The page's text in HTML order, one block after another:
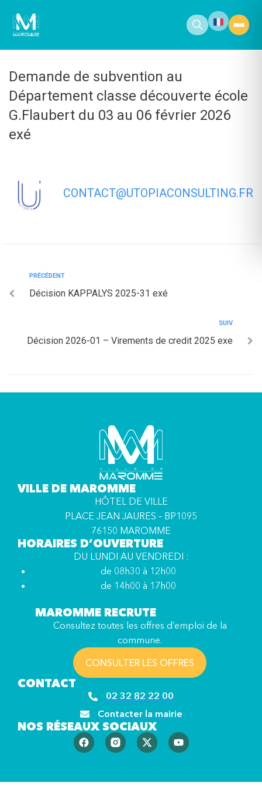
principal
Demande de subvention au
Département classe découverte école
G.Flaubert du 03 au 06 février 2026
exé
CONTACT@UTOPIACONSULTING.FR
PRÉCÉDENT
Décision KAPPALYS 2025-31 exé
SUIV
Décision 2026-01 – Virements de credit 2025 exe
VILLE DE MAROMME
HÔTEL DE VILLE
PLACE JEAN JAURES – BP1095
76150 MAROMME
HORAIRES D’OUVERTURE
DU LUNDI AU VENDREDI :
de 08h30 à 12h00
de 14h00 à 17h00
MAROMME RECRUTE
Consultez toutes les offres d’emploi de la
commune.
CONSULTER LES OFFRES
CONTACT
02 32 82 22 00
Contacter la mairie
NOS RÉSEAUX SOCIAUX